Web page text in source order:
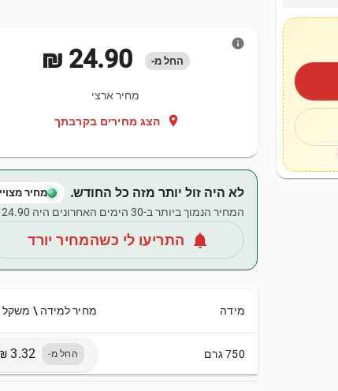
החל מ- ‏24.90 ‏₪
מחיר ארצי
location_on הצג מחירים בקרבתך
info
לא היה זול יותר מזה כל החודש. מחיר
המחיר הנמוך ביותר ב-30 הימים האחרונים היה ‏24.90 ‏₪.
notifications התריעו לי כשהמחיר יורד
מידה מחיר למידה \ משקל
750 גרם החל מ-